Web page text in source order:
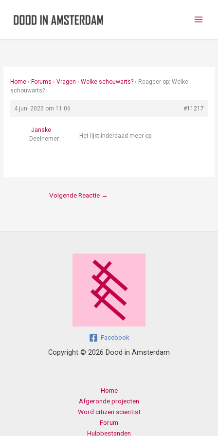
Home › Forums › Vragen › Welke schouwarts? › Reageer op: Welke
schouwarts?
4 juni 2025 om 11:06 #11217
Janske
Deelnemer
Het lijkt inderdaad meer op.
Volgende Reactie →
Facebook
Copyright © 2026 Dood in Amsterdam
Home
Afgeronde projecten
Word citizen scientist
Forum
Hulpbestanden